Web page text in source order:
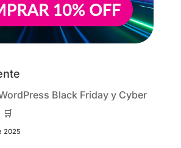
Black Friday y Cyber
2025